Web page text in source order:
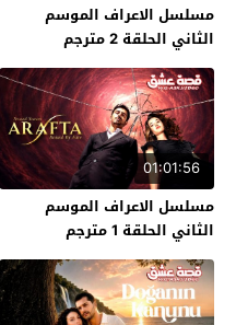
مسلسل الاعراف الموسم
الثاني الحلقة 2 مترجم
01:01:56
مسلسل الاعراف الموسم
الثاني الحلقة 1 مترجم